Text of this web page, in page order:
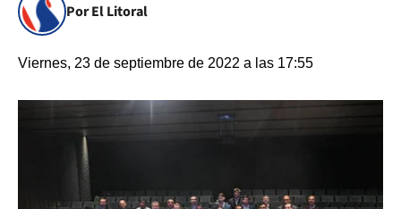
Por El Litoral
Viernes, 23 de septiembre de 2022 a las 17:55